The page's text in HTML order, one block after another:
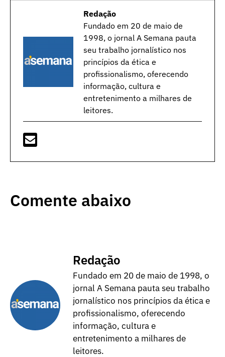
Redação
Fundado em 20 de maio de
1998, o jornal A Semana pauta
seu trabalho jornalístico nos
princípios da ética e
profissionalismo, oferecendo
informação, cultura e
entretenimento a milhares de
leitores.
Comente abaixo
Redação
Fundado em 20 de maio de 1998, o
jornal A Semana pauta seu trabalho
jornalístico nos princípios da ética e
profissionalismo, oferecendo
informação, cultura e
entretenimento a milhares de
leitores.